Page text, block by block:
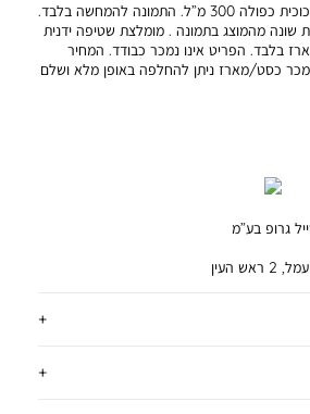
מאג שתיה חמה/קרה מזכוכית כפולה 300 מ”ל. התמונה להמחשה בלבד.
שונה מהמוצג בתמונה . מומלצת שטיפה ידנית
בלבד. הפריט אינו נמכר כבודד. המחיר
כסט/מארז ניתן להחלפה באופן מלא ושלם
גרופ בע”מ
העין